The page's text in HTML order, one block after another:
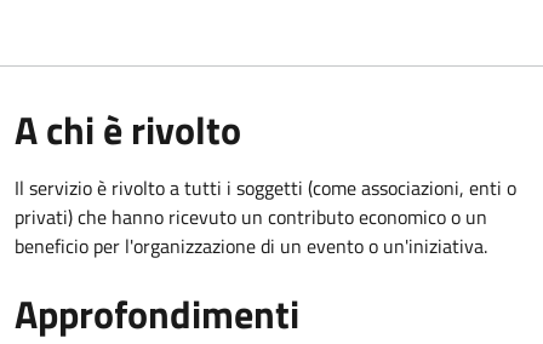
A chi è rivolto
Il servizio è rivolto a tutti i soggetti (come associazioni, enti o
privati) che hanno ricevuto un contributo economico o un
beneficio per l'organizzazione di un evento o un'iniziativa.
Approfondimenti